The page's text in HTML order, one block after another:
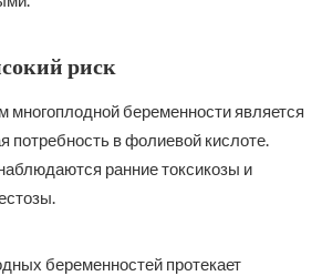
риск
беременности является
потребность в фолиевой кислоте.
ранние токсикозы и
беременностей протекает